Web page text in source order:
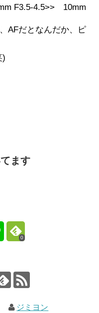
F3.5-4.5>> 10mm
AFだとなんだか、ピ
)
ます
0
ジミヨン